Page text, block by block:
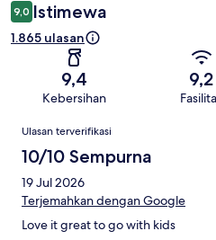
9,0 Istimewa
1.865 ulasan
9,4
Kebersihan
9,2
Ulasan
Ulasan terverifikasi
10/10 Sempurna
19 Jul 2026
Terjemahkan dengan Google
Love it great to go with kids